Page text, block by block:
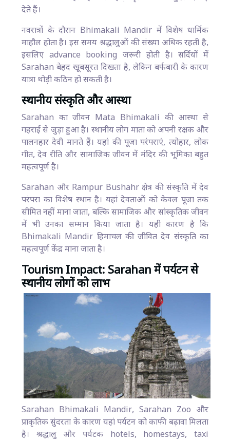
देते हैं।
नवरात्रों के दौरान Bhimakali Mandir में विशेष धार्मिक
माहौल होता है। इस समय श्रद्धालुओं की संख्या अधिक रहती है,
इसलिए advance booking जरूरी होती है। सर्दियों में
Sarahan बेहद खूबसूरत दिखता है, लेकिन बर्फबारी के कारण
यात्रा थोड़ी कठिन हो सकती है।
स्थानीय संस्कृति और आस्था
Sarahan का जीवन Mata Bhimakali की आस्था से
गहराई से जुड़ा हुआ है। स्थानीय लोग माता को अपनी रक्षक और
पालनहार देवी मानते हैं। यहां की पूजा परंपराएं, त्योहार, लोक
गीत, देव रीति और सामाजिक जीवन में मंदिर की भूमिका बहुत
महत्वपूर्ण है।
Sarahan और Rampur Bushahr क्षेत्र की संस्कृति में देव
परंपरा का विशेष स्थान है। यहां देवताओं को केवल पूजा तक
सीमित नहीं माना जाता, बल्कि सामाजिक और सांस्कृतिक जीवन
में भी उनका सम्मान किया जाता है। यही कारण है कि
Bhimakali Mandir हिमाचल की जीवित देव संस्कृति का
महत्वपूर्ण केंद्र माना जाता है।
Tourism Impact: Sarahan में पर्यटन से
स्थानीय लोगों को लाभ
Sarahan Bhimakali Mandir, Sarahan Zoo और
प्राकृतिक सुंदरता के कारण यहां पर्यटन को काफी बढ़ावा मिलता
है। श्रद्धालु और पर्यटक hotels, homestays, taxi